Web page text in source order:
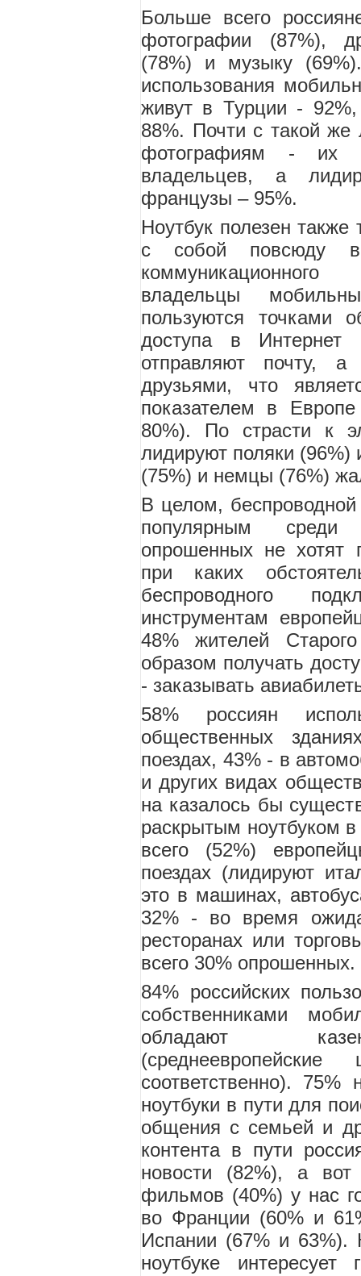
Больше всего
фотографии (87%),
(78%) и музыку
использования
живут в Турции -
88%. Почти с такой же
фотографиям - их
владельцев, а
французы – 95%.
Ноутбук полезен
с собой повсюду в
владельцы
пользуются точками
доступа в Интернет
отправляют почту,
друзьями, что
показателем в
80%). По страсти к
лидируют поляки
(75%) и немцы (76%)
В целом, беспроводной
популярным
опрошенных не хотят
при каких
беспроводного
инструментам
48% жителей
образом получать
- заказывать
58% россиян
общественных
поездах, 43% - в
и других видах
на казалось бы
раскрытым ноутбуком
всего (52%)
поездах (лидируют
это в машинах,
32% - во время
ресторанах или
всего 30% опрошенных.
84% российских
собственниками
обладают
соответственно). 75%
ноутбуки в пути для
общения с семьей и
контента в пути
новости (82%), а
фильмов (40%) у нас
во Франции (60% и
Испании (67% и 63%).
ноутбуке интересует